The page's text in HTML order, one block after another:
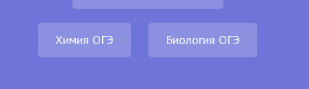
Химия ОГЭ Биология ОГЭ